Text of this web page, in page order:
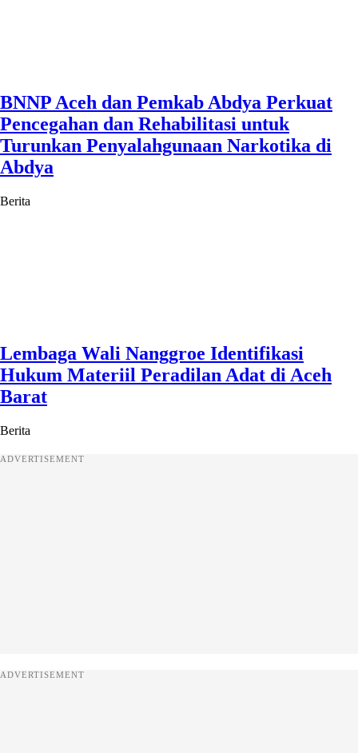
BNNP Aceh dan Pemkab Abdya Perkuat
Pencegahan dan Rehabilitasi untuk
Turunkan Penyalahgunaan Narkotika di
Abdya
Berita
Lembaga Wali Nanggroe Identifikasi
Hukum Materiil Peradilan Adat di Aceh
Barat
Berita
ADVERTISEMENT
ADVERTISEMENT